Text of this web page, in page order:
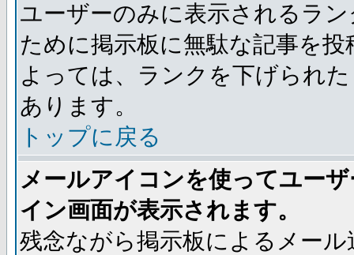
ユーザーのみに表示されるラ
ために掲示板に無駄な記事を
よっては、ランクを下げられ
あります。
トップに戻る
メールアイコンを使ってユー
イン画面が表示されます。
残念ながら掲示板によるメー